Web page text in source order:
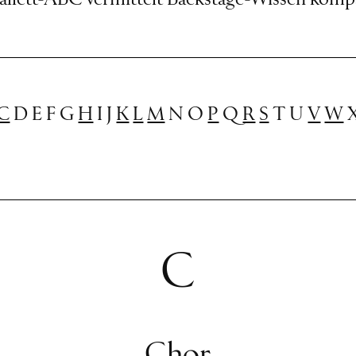
D E F G H I J K L M N O P Q R S T U V W
C